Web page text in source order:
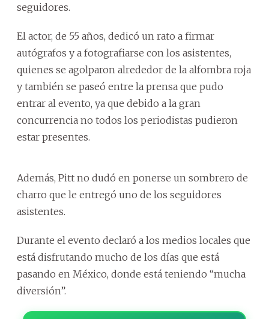
seguidores.
El actor, de 55 años, dedicó un rato a firmar
autógrafos y a fotografiarse con los asistentes,
quienes se agolparon alrededor de la alfombra roja
y también se paseó entre la prensa que pudo
entrar al evento, ya que debido a la gran
concurrencia no todos los periodistas pudieron
estar presentes.
Además, Pitt no dudó en ponerse un sombrero de
charro que le entregó uno de los seguidores
asistentes.
Durante el evento declaró a los medios locales que
está disfrutando mucho de los días que está
pasando en México, donde está teniendo “mucha
diversión”.